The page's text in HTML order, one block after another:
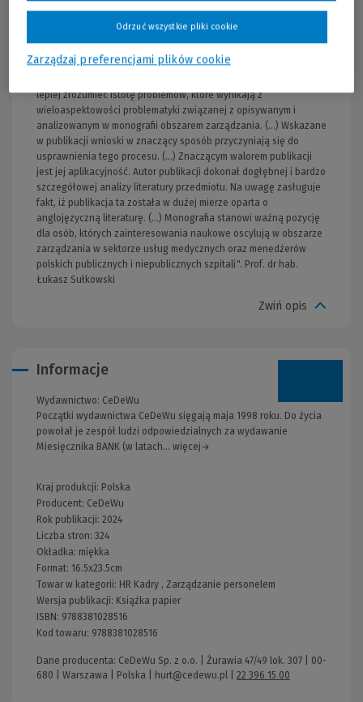
„Recenzowana monografia swoją problematyką wpisuje się w
usług medycznych. Autor podjął się trudnej analizy z uwagi na
dlatego też monografia stanowi krok naprzód w obszarze
lepiej zrozumieć istotę problemów, które wynikają z
wieloaspektowości problematyki związanej z opisywanym i
analizowanym w monografii obszarem zarządzania. (...) Wskazane
w publikacji wnioski w znaczący sposób przyczyniają się do
usprawnienia tego procesu. (...) Znaczącym walorem publikacji
jest jej aplikacyjność. Autor publikacji dokonał dogłębnej i bardzo
szczegółowej analizy literatury przedmiotu. Na uwagę zasługuje
fakt, iż publikacja ta została w dużej mierze oparta o
anglojęzyczną literaturę. (...) Monografia stanowi ważną pozycję
dla osób, których zainteresowania naukowe oscylują w obszarze
zarządzania w sektorze usług medycznych oraz menedżerów
polskich publicznych i niepublicznych szpitali". Prof. dr hab.
Łukasz Sułkowski
Zwiń opis
Informacje
Wydawnictwo: CeDeWu
Początki wydawnictwa CeDeWu sięgają maja 1998 roku. Do życia
powołał je zespół ludzi odpowiedzialnych za wydawanie
Miesięcznika BANK (w latach... więcej→
Kraj produkcji: Polska
Producent: CeDeWu
Rok publikacji: 2024
Liczba stron: 324
Okładka: miękka
Format: 16.5x23.5cm
Towar w kategorii: HR Kadry , Zarządzanie personelem
Wersja publikacji: Książka papier
ISBN: 9788381028516
Kod towaru: 9788381028516
Dane producenta: CeDeWu Sp. z o.o. | Żurawia 47/49 lok. 307 | 00-
680 | Warszawa | Polska |
hurt@cedewu.pl 22 396 15 00
Zarządzaj preferencjami plików cookie
Odrzuć wszystkie pliki cookie